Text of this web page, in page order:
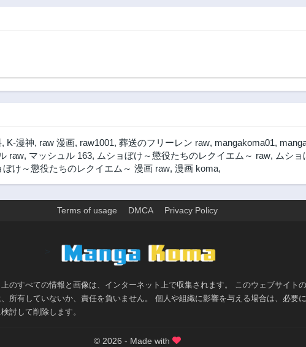
, K-漫神, raw 漫画, raw1001, 葬送のフリーレン raw, mangakoma01,
raw, マッシュル 163, ムショぼけ～懲役たちのレクイエム～ raw, ムショ
ぼけ～懲役たちのレクイエム～ 漫画 raw, 漫画 koma,
Terms of usage DMCA Privacy Policy
のすべての情報と画像は、インターネット上で収集されます。 このウェブサイト
所有していないか、責任を負いません。 個人や組織に影響を与える場合は、必要
討して削除します。
© 2026 - Made with